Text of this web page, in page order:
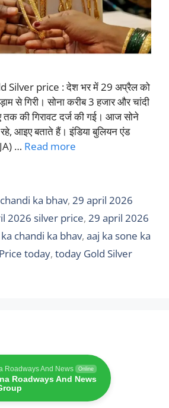
Silver price : देश भर में 29 अप्रैल को
से गिरी। सोना करीब 3 हजार और चांदी
तक की गिरावट दर्ज की गई। आज सोने
आइए बताते हैं। इंडिया बुलियन एंड
… Read more
ka bhav,29 april 2026
2026 silver price, 29 april 2026
chandi ka bhav, aaj ka sone ka
today, today Gold Silver
Roadways And News Online
Roadways And News